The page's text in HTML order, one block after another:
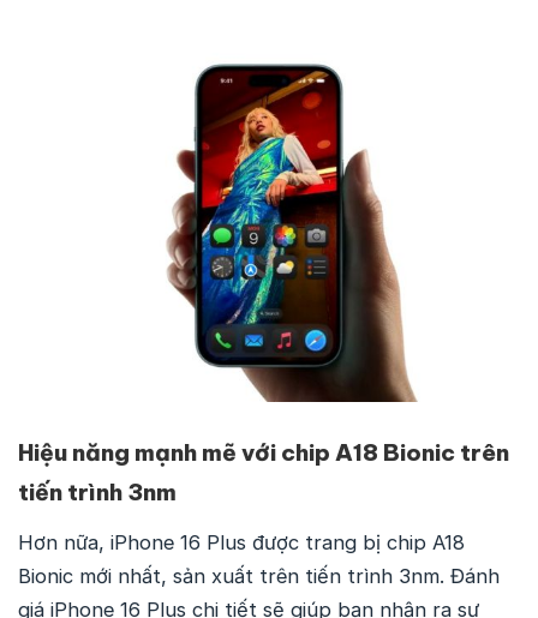
Hiệu năng mạnh mẽ với chip A18 Bionic trên
tiến trình 3nm
Hơn nữa, iPhone 16 Plus được trang bị chip A18
Bionic mới nhất, sản xuất trên tiến trình 3nm. Đánh
giá iPhone 16 Plus chi tiết sẽ giúp bạn nhận ra sự